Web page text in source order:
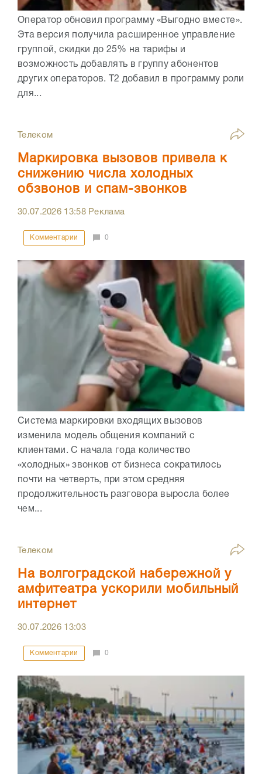
Оператор обновил программу «Выгодно вместе».
Эта версия получила расширенное управление
группой, скидки до 25% на тарифы и
возможность добавлять в группу абонентов
других операторов. Т2 добавил в программу роли
для...
Телеком
Маркировка вызовов привела к
снижению числа холодных
обзвонов и спам-звонков
30.07.2026 13:58Реклама
Комментарии 0
Система маркировки входящих вызовов
изменила модель общения компаний с
клиентами. С начала года количество
«холодных» звонков от бизнеса сократилось
почти на четверть, при этом средняя
продолжительность разговора выросла более
чем...
Телеком
На волгоградской набережной у
амфитеатра ускорили мобильный
интернет
30.07.2026 13:03
Комментарии 0